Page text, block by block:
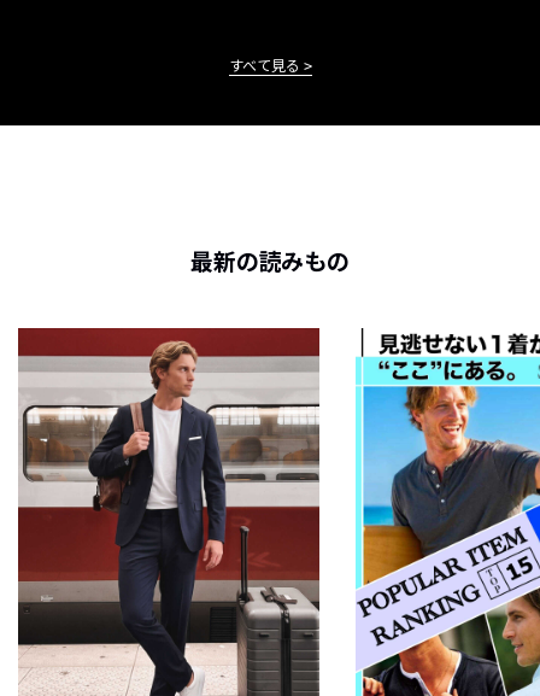
すべて見る
最新の読みもの